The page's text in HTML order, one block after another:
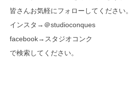
皆さんお気軽にフォローしてください。
インスタ→＠studioconques
facebook→スタジオコンク
で検索してください。